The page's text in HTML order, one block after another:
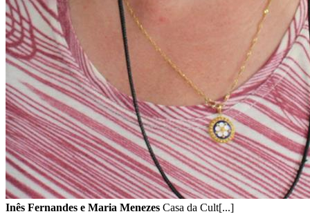
Inês Fernandes e Maria Menezes Casa da Cult[...]